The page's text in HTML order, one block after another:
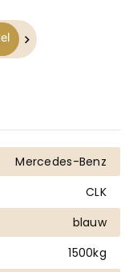
Mercedes-Benz
CLK
blauw
1500kg